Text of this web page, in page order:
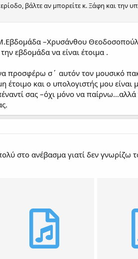
βάλτε αν μπορείτε κ. Ξάφη και
–Χρυσάνθου
εβδομάδα να είναι έτοιμα .
προσφέρω σ΄ αυτόν τον μουσικό
έτοιμο και ο υπολογιστής μου
σας –όχι μόνο να
στο ανέβασμα γιατί δεν γνωρίζω